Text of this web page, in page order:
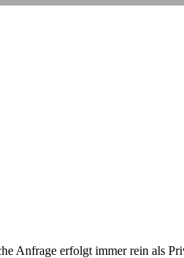
Anfrage erfolgt immer rein als